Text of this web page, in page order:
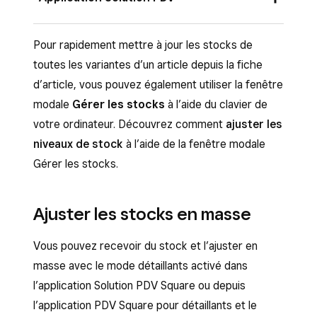
ou ajouter des stocks pour un article sans
variantes.
Pour un article sans variantes :
Sélectionnez un article pour ouvrir la vue
« Modifier l’article ». Faites défiler vers le
bas jusqu’à la section
Gérer les stocks
Cliquez surEn stockpour ouvrir la fenêtre
contextuelle de gestion des stocks.
Vous pouvez recevoir du stock et l’ajuster pour
un seul article avec le mode détaillants activé
dans l’application Solution PDV Square ou depuis
l’application PDV Square pour détaillants.
Ouvrez l’application Solution PDV Square,
dessus.
Appuyez surGérer le stock>Stock
reçu, puis saisissez la quantité de stock
mise à jour.
Appuyez surEnregistrer.
Pour rapidement mettre à jour les stocks de
toutes les variantes d’un article depuis la fiche
d’article, vous pouvez également utiliser la fenêtre
modale Gérer les stocks à l’aide du clavier de
votre ordinateur. Découvrez comment ajuster les
niveaux de stock à l’aide de la fenêtre modale
Gérer les stocks.
Ajuster les stocks en masse
Vous pouvez recevoir du stock et l’ajuster en
masse avec le mode détaillants activé dans
l’application Solution PDV Square ou depuis
l’application PDV Square pour détaillants et le